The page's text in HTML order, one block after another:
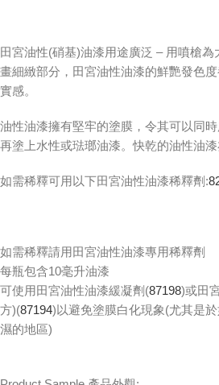
田宮油性(硝基)油漆用途廣泛 – 用噴槍
畫細緻部分，田宮油性油漆的鮮艷發色
實感。
油性油漆擁有堅牢的塗膜，令其可以同
再塗上水性或琺瑯油漆。快乾的油性油漆
如需稀釋可用以下田宮油性油漆稀釋劑:
如需稀釋請用田宮油性油漆專用稀釋劑
每瓶包含10毫升油漆
可使用田宮油性油漆緩凝劑(87198)或田
方)(87194)以避免塗膜白化現象(尤其是
濕的地區)